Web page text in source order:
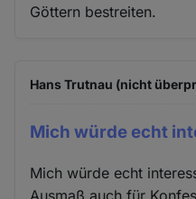
Göttern bestreiten.
Hans Trutnau (nicht
Mich würde echt
Mich würde echt